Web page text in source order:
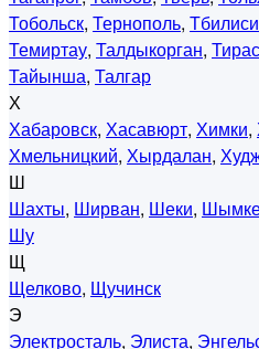
Тобольск, Тернополь, Тбилиси
Темиртау, Талдыкорган,
Тайынша, Талгар
Х
Хабаровск, Хасавюрт, Химки,
Хмельницкий, Хырдалан,
Ш
Шахты, Ширван, Шеки,
Шу
Щ
Щелково, Щучинск
Э
Электросталь, Элиста,